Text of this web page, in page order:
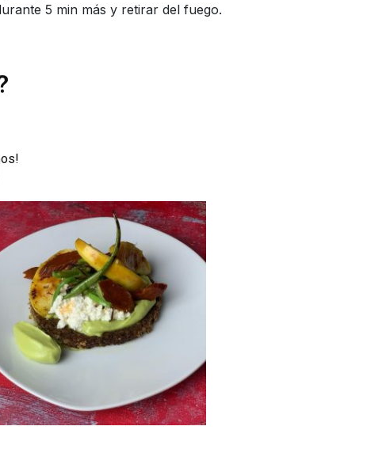
5 min más y retirar del fuego.